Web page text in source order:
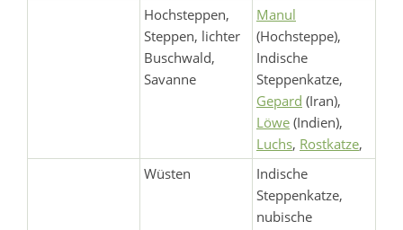
Hochsteppen,
Steppen, lichter
Buschwald,
Savanne
Manul
(Hochsteppe),
Indische
Steppenkatze,
Gepard (Iran),
Löwe (Indien),
Luchs, Rostkatze,
Wüsten
Indische
Steppenkatze,
nubische